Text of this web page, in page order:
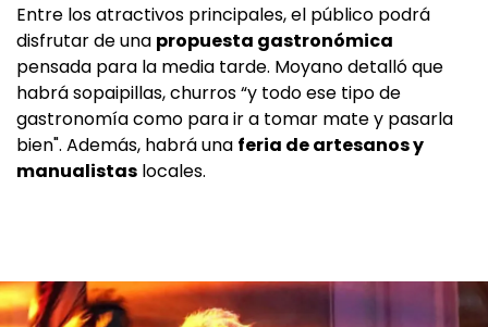
Entre los atractivos principales, el público podrá
disfrutar de una propuesta gastronómica
pensada para la media tarde. Moyano detalló que
habrá sopaipillas, churros “y todo ese tipo de
gastronomía como para ir a tomar mate y pasarla
bien". Además, habrá una feria de artesanos y
manualistas locales.